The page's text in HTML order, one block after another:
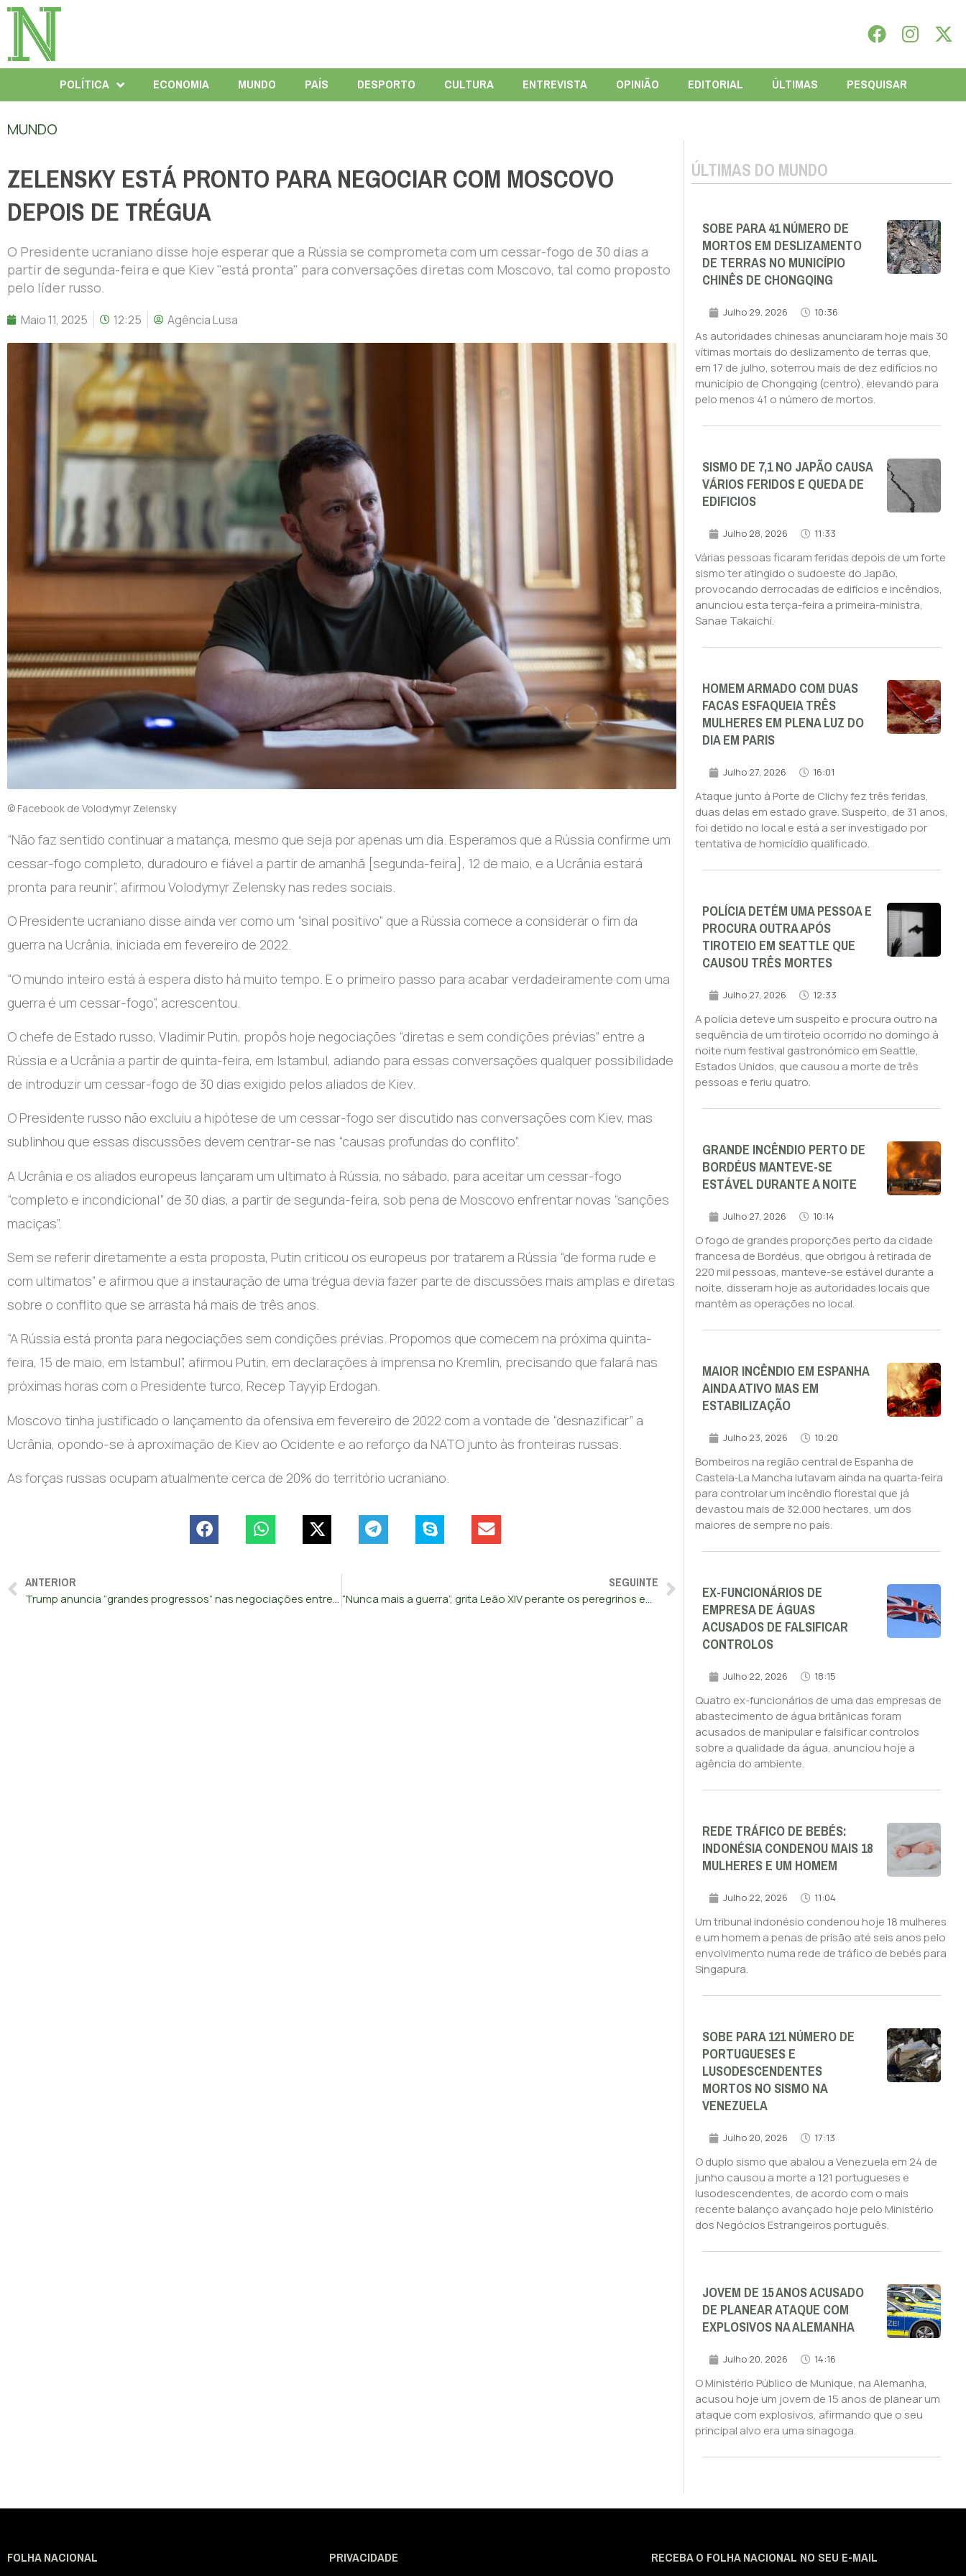
POLÍTICA ECONOMIA MUNDO PAÍS DESPORTO CULTURA ENTREVISTA OPINIÃO EDITORIAL ÚLTIMAS PESQUISAR
MUNDO
ZELENSKY ESTÁ PRONTO PARA NEGOCIAR COM MOSCOVO
DEPOIS DE TRÉGUA
O Presidente ucraniano disse hoje esperar que a Rússia se comprometa com um cessar-fogo de 30 dias a
partir de segunda-feira e que Kiev "está pronta" para conversações diretas com Moscovo, tal como proposto
pelo líder russo.
Maio 11, 2025 12:25 Agência Lusa
© Facebook de Volodymyr Zelensky
“Não faz sentido continuar a matança, mesmo que seja por apenas um dia. Esperamos que a Rússia confirme um
cessar-fogo completo, duradouro e fiável a partir de amanhã [segunda-feira], 12 de maio, e a Ucrânia estará
pronta para reunir”, afirmou Volodymyr Zelensky nas redes sociais.
O Presidente ucraniano disse ainda ver como um “sinal positivo” que a Rússia comece a considerar o fim da
guerra na Ucrânia, iniciada em fevereiro de 2022.
“O mundo inteiro está à espera disto há muito tempo. E o primeiro passo para acabar verdadeiramente com uma
guerra é um cessar-fogo”, acrescentou.
O chefe de Estado russo, Vladimir Putin, propôs hoje negociações “diretas e sem condições prévias” entre a
Rússia e a Ucrânia a partir de quinta-feira, em Istambul, adiando para essas conversações qualquer possibilidade
de introduzir um cessar-fogo de 30 dias exigido pelos aliados de Kiev.
O Presidente russo não excluiu a hipótese de um cessar-fogo ser discutido nas conversações com Kiev, mas
sublinhou que essas discussões devem centrar-se nas “causas profundas do conflito”.
A Ucrânia e os aliados europeus lançaram um ultimato à Rússia, no sábado, para aceitar um cessar-fogo
“completo e incondicional” de 30 dias, a partir de segunda-feira, sob pena de Moscovo enfrentar novas “sanções
maciças”.
Sem se referir diretamente a esta proposta, Putin criticou os europeus por tratarem a Rússia “de forma rude e
com ultimatos” e afirmou que a instauração de uma trégua devia fazer parte de discussões mais amplas e diretas
sobre o conflito que se arrasta há mais de três anos.
“A Rússia está pronta para negociações sem condições prévias. Propomos que comecem na próxima quinta-
feira, 15 de maio, em Istambul”, afirmou Putin, em declarações à imprensa no Kremlin, precisando que falará nas
próximas horas com o Presidente turco, Recep Tayyip Erdogan.
Moscovo tinha justificado o lançamento da ofensiva em fevereiro de 2022 com a vontade de “desnazificar” a
Ucrânia, opondo-se à aproximação de Kiev ao Ocidente e ao reforço da NATO junto às fronteiras russas.
As forças russas ocupam atualmente cerca de 20% do território ucraniano.
ANTERIOR
Trump anuncia “grandes progressos” nas negociações entre China e EUA
SEGUINTE
“Nunca mais a guerra”, grita Leão XIV perante os peregrinos em São Pedro
ÚLTIMAS DO MUNDO
SOBE PARA 41 NÚMERO DE
MORTOS EM DESLIZAMENTO
DE TERRAS NO MUNICÍPIO
CHINÊS DE CHONGQING
Julho 29, 2026 10:36
As autoridades chinesas anunciaram hoje mais 30
vítimas mortais do deslizamento de terras que,
em 17 de julho, soterrou mais de dez edifícios no
município de Chongqing (centro), elevando para
pelo menos 41 o número de mortos.
SISMO DE 7,1 NO JAPÃO CAUSA
VÁRIOS FERIDOS E QUEDA DE
EDIFICIOS
Julho 28, 2026 11:33
Várias pessoas ficaram feridas depois de um forte
sismo ter atingido o sudoeste do Japão,
provocando derrocadas de edifícios e incêndios,
anunciou esta terça-feira a primeira-ministra,
Sanae Takaichi.
HOMEM ARMADO COM DUAS
FACAS ESFAQUEIA TRÊS
MULHERES EM PLENA LUZ DO
DIA EM PARIS
Julho 27, 2026 16:01
Ataque junto à Porte de Clichy fez três feridas,
duas delas em estado grave. Suspeito, de 31 anos,
foi detido no local e está a ser investigado por
tentativa de homicídio qualificado.
POLÍCIA DETÉM UMA PESSOA E
PROCURA OUTRA APÓS
TIROTEIO EM SEATTLE QUE
CAUSOU TRÊS MORTES
Julho 27, 2026 12:33
A polícia deteve um suspeito e procura outro na
sequência de um tiroteio ocorrido no domingo à
noite num festival gastronómico em Seattle,
Estados Unidos, que causou a morte de três
pessoas e feriu quatro.
GRANDE INCÊNDIO PERTO DE
BORDÉUS MANTEVE-SE
ESTÁVEL DURANTE A NOITE
Julho 27, 2026 10:14
O fogo de grandes proporções perto da cidade
francesa de Bordéus, que obrigou à retirada de
220 mil pessoas, manteve-se estável durante a
noite, disseram hoje as autoridades locais que
mantêm as operações no local.
MAIOR INCÊNDIO EM ESPANHA
AINDA ATIVO MAS EM
ESTABILIZAÇÃO
Julho 23, 2026 10:20
Bombeiros na região central de Espanha de
Castela‑La Mancha lutavam ainda na quarta‑feira
para controlar um incêndio florestal que já
devastou mais de 32.000 hectares, um dos
maiores de sempre no país.
EX-FUNCIONÁRIOS DE
EMPRESA DE ÁGUAS
ACUSADOS DE FALSIFICAR
CONTROLOS
Julho 22, 2026 18:15
Quatro ex-funcionários de uma das empresas de
abastecimento de água britânicas foram
acusados de manipular e falsificar controlos
sobre a qualidade da água, anunciou hoje a
agência do ambiente.
REDE TRÁFICO DE BEBÉS:
INDONÉSIA CONDENOU MAIS 18
MULHERES E UM HOMEM
Julho 22, 2026 11:04
Um tribunal indonésio condenou hoje 18 mulheres
e um homem a penas de prisão até seis anos pelo
envolvimento numa rede de tráfico de bebés para
Singapura.
SOBE PARA 121 NÚMERO DE
PORTUGUESES E
LUSODESCENDENTES
MORTOS NO SISMO NA
VENEZUELA
Julho 20, 2026 17:13
O duplo sismo que abalou a Venezuela em 24 de
junho causou a morte a 121 portugueses e
lusodescendentes, de acordo com o mais
recente balanço avançado hoje pelo Ministério
dos Negócios Estrangeiros português.
JOVEM DE 15 ANOS ACUSADO
DE PLANEAR ATAQUE COM
EXPLOSIVOS NA ALEMANHA
Julho 20, 2026 14:16
O Ministério Público de Munique, na Alemanha,
acusou hoje um jovem de 15 anos de planear um
ataque com explosivos, afirmando que o seu
principal alvo era uma sinagoga.
FOLHA NACIONAL PRIVACIDADE RECEBA O FOLHA NACIONAL NO SEU E-MAIL